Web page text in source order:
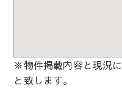
※物件掲載内容と現況
と致します。